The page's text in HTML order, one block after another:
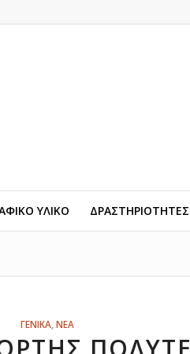
ΥΛΙΚΟ ΔΡΑΣΤΗΡΙΟΤΗΤΕΣ
ΓΕΝΙΚΑ, ΝΕΑ